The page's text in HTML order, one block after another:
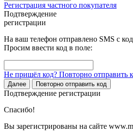
Регистрация частного покупателя
Подтверждение
регистрации
На ваш телефон отправлено SMS с
Просим ввести код в поле:
Не пришёл код? Повторно отправить
Далее Повторно отправить код
Подтверждение регистрации
Спасибо!
Вы зарегистрированы на сайте